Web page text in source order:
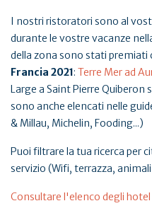
I nostri ristoratori sono al
durante le vostre vacanze
della zona sono stati premiati
Francia 2021: Terre Mer ad
Large a Saint Pierre
sono anche elencati nelle
& Millau, Michelin, Fooding...)
Puoi filtrare la tua ricerca per
servizio (Wifi, terrazza,
Consultare l'elenco degli